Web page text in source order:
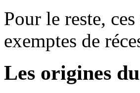
Pour le reste,
exemptes de
Les origines